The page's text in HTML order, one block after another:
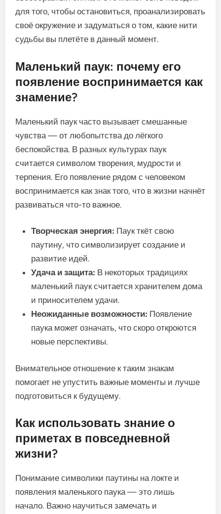
для того, чтобы остановиться, проанализировать
своё окружение и задуматься о том, какие нити
судьбы вы плетёте в данный момент.
Маленький паук: почему его
появление воспринимается как
знамение?
Маленький паук часто вызывает смешанные
чувства — от любопытства до лёгкого
беспокойства. В разных культурах паук
считается символом творения, мудрости и
терпения. Его появление рядом с человеком
воспринимается как знак того, что в жизни начнёт
развиваться что-то важное.
Творческая энергия: Паук ткёт свою
паутину, что символизирует создание и
развитие идей.
Удача и защита: В некоторых традициях
маленький паук считается хранителем дома
и приносителем удачи.
Неожиданные возможности: Появление
паука может означать, что скоро откроются
новые перспективы.
Внимательное отношение к таким знакам
помогает не упустить важные моменты и лучше
подготовиться к будущему.
Как использовать знание о
приметах в повседневной
жизни?
Понимание символики паутины на локте и
появления маленького паука — это лишь
начало. Важно научиться замечать и